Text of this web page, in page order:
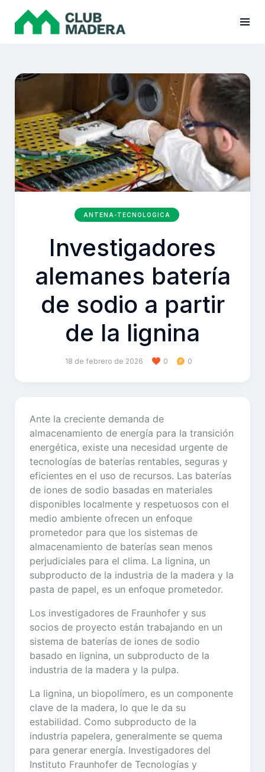
ANTENA-TECNOLOGICA
Investigadores
alemanes batería
de sodio a partir
de la lignina
18 de febrero de 2026 0 0
Ante la creciente demanda de
almacenamiento de energía para la transición
energética, existe una necesidad urgente de
tecnologías de baterías rentables, seguras y
eficientes en el uso de recursos. Las baterías
de iones de sodio basadas en materiales
disponibles localmente y respetuosos con el
medio ambiente ofrecen un enfoque
prometedor para que los sistemas de
almacenamiento de baterías sean menos
perjudiciales para el clima. La lignina, un
subproducto de la industria de la madera y la
pasta de papel, es un enfoque prometedor.
Los investigadores de Fraunhofer y sus
socios de proyecto están trabajando en un
sistema de baterías de iones de sodio
basado en lignina, un subproducto de la
industria de la madera y la pulpa.
La lignina, un biopolímero, es un componente
clave de la madera, lo que le da su
estabilidad. Como subproducto de la
industria papelera, generalmente se quema
para generar energía. Investigadores del
Instituto Fraunhofer de Tecnologías y